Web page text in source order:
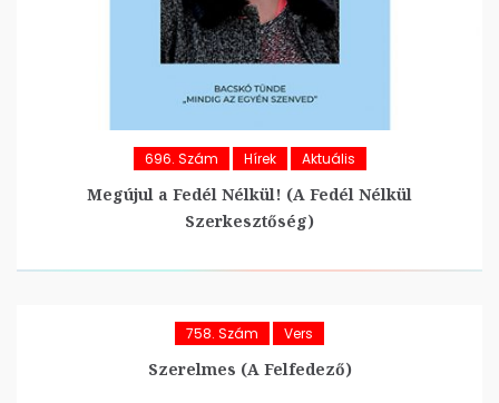
696. Szám Hírek Aktuális
Megújul a Fedél Nélkül! (A Fedél Nélkül
Szerkesztőség)
758. Szám Vers
Szerelmes (A Felfedező)